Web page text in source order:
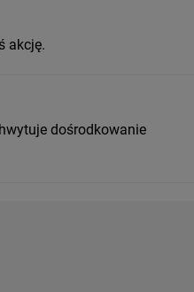
akcję.
dośrodkowanie